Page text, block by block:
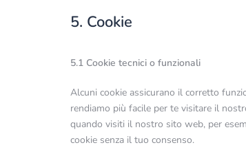
5. Cookie
5.1 Cookie tecnici o funzionali
Alcuni cookie assicurano il corretto
rendiamo più facile per te visitare il
quando visiti il nostro sito web, per
cookie senza il tuo consenso.